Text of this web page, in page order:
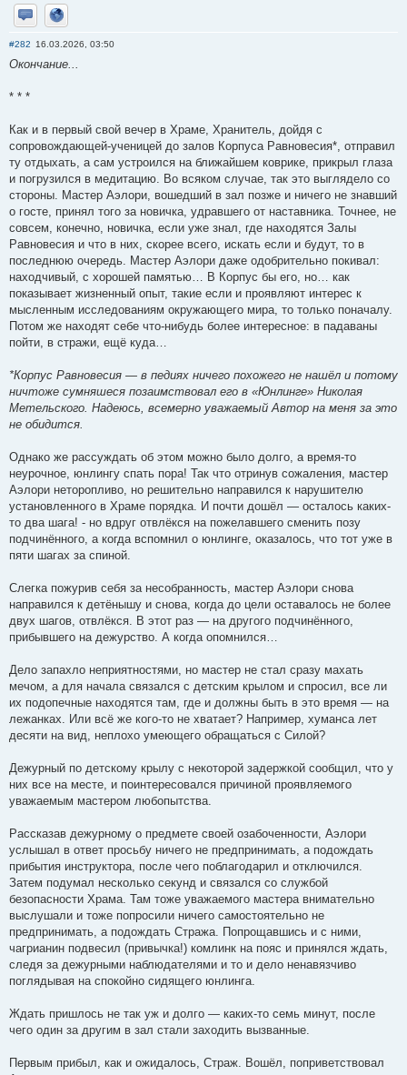
Отправить личное сообщение
Сайт
#282 16.03.2026, 03:50
Окончание...
* * *
Как и в первый свой вечер в Храме, Хранитель, дойдя с
сопровождающей-ученицей до залов Корпуса Равновесия*, отправил
ту отдыхать, а сам устроился на ближайшем коврике, прикрыл глаза
и погрузился в медитацию. Во всяком случае, так это выглядело со
стороны. Мастер Аэлори, вошедший в зал позже и ничего не знавший
о госте, принял того за новичка, удравшего от наставника. Точнее, не
совсем, конечно, новичка, если уже знал, где находятся Залы
Равновесия и что в них, скорее всего, искать если и будут, то в
последнюю очередь. Мастер Аэлори даже одобрительно покивал:
находчивый, с хорошей памятью… В Корпус бы его, но… как
показывает жизненный опыт, такие если и проявляют интерес к
мысленным исследованиям окружающего мира, то только поначалу.
Потом же находят себе что-нибудь более интересное: в падаваны
пойти, в стражи, ещё куда…
*Корпус Равновесия — в педиях ничего похожего не нашёл и потому
ничтоже сумняшеся позаимствовал его в «Юнлинге» Николая
Метельского. Надеюсь, всемерно уважаемый Автор на меня за это
не обидится.
Однако же рассуждать об этом можно было долго, а время-то
неурочное, юнлингу спать пора! Так что отринув сожаления, мастер
Аэлори неторопливо, но решительно направился к нарушителю
установленного в Храме порядка. И почти дошёл — осталось каких-
то два шага! - но вдруг отвлёкся на пожелавшего сменить позу
подчинённого, а когда вспомнил о юнлинге, оказалось, что тот уже в
пяти шагах за спиной.
Слегка пожурив себя за несобранность, мастер Аэлори снова
направился к детёнышу и снова, когда до цели оставалось не более
двух шагов, отвлёкся. В этот раз — на другого подчинённого,
прибывшего на дежурство. А когда опомнился…
Дело запахло неприятностями, но мастер не стал сразу махать
мечом, а для начала связался с детским крылом и спросил, все ли
их подопечные находятся там, где и должны быть в это время — на
лежанках. Или всё же кого-то не хватает? Например, хуманса лет
десяти на вид, неплохо умеющего обращаться с Силой?
Дежурный по детскому крылу с некоторой задержкой сообщил, что у
них все на месте, и поинтересовался причиной проявляемого
уважаемым мастером любопытства.
Рассказав дежурному о предмете своей озабоченности, Аэлори
услышал в ответ просьбу ничего не предпринимать, а подождать
прибытия инструктора, после чего поблагодарил и отключился.
Затем подумал несколько секунд и связался со службой
безопасности Храма. Там тоже уважаемого мастера внимательно
выслушали и тоже попросили ничего самостоятельно не
предпринимать, а подождать Стража. Попрощавшись и с ними,
чагрианин подвесил (привычка!) комлинк на пояс и принялся ждать,
следя за дежурными наблюдателями и то и дело ненавязчиво
поглядывая на спокойно сидящего юнлинга.
Ждать пришлось не так уж и долго — каких-то семь минут, после
чего один за другим в зал стали заходить вызванные.
Первым прибыл, как и ожидалось, Страж. Вошёл, поприветствовал